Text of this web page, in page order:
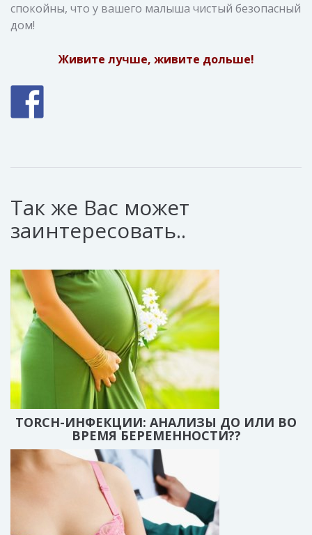
спокойны, что у вашего малыша чистый безопасный
дом!
Живите лучше, живите дольше!
Так же Вас может
заинтересовать..
TORCH-ИНФЕКЦИИ: АНАЛИЗЫ ДО ИЛИ ВО
ВРЕМЯ БЕРЕМЕННОСТИ??